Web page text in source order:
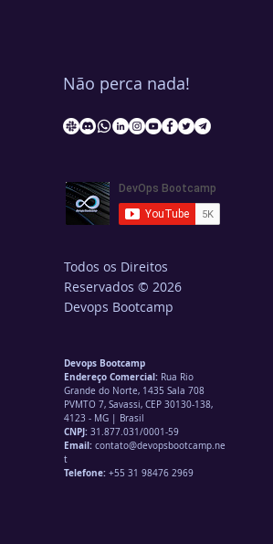
Não perca nada!
Todos os Direitos
Reservados © 2026
Devops Bootcamp
Devops Bootcamp
Endereço Comercial: Rua Rio
Grande do Norte, 1435 Sala 708
PVMTO 7, Savassi, CEP 30130-138,
4123 - MG | Brasil
CNPJ:31.877.031/0001-59
Email: contato@devopsbootcamp.ne
t
Telefone: +55 31 98476 2969